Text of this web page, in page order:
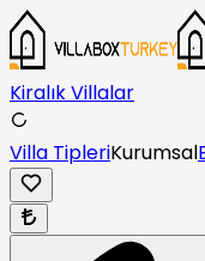
Kiralık Villalar
Villa TipleriKurumsal